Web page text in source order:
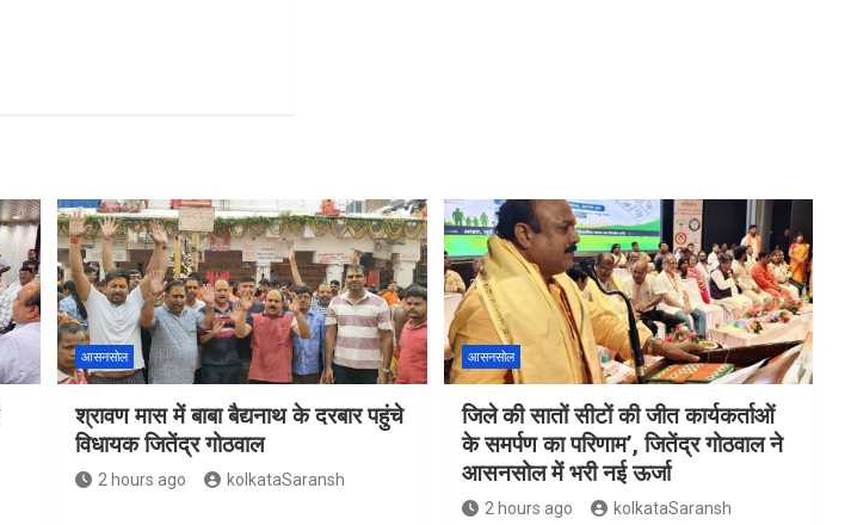
आसनसोल
श्रावण मास में बाबा बैद्यनाथ के दरबार पहुंचे
विधायक जितेंद्र गोठवाल
2 hours ago kolkataSaransh
आसनसोल
जिले की सातों सीटों की जीत कार्यकर्ताओं
के समर्पण का परिणाम’, जितेंद्र गोठवाल ने
आसनसोल में भरी नई ऊर्जा
2 hours ago kolkataSaransh